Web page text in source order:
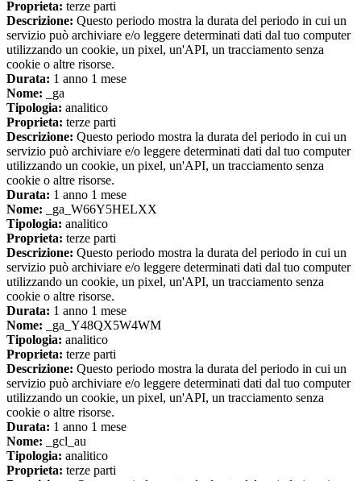
Proprieta: terze parti
Descrizione: Questo periodo mostra la durata del periodo in cui un
servizio può archiviare e/o leggere determinati dati dal tuo computer
utilizzando un cookie, un pixel, un'API, un tracciamento senza
cookie o altre risorse.
Durata: 1 anno 1 mese
Nome: _ga
Tipologia: analitico
Proprieta: terze parti
Descrizione: Questo periodo mostra la durata del periodo in cui un
servizio può archiviare e/o leggere determinati dati dal tuo computer
utilizzando un cookie, un pixel, un'API, un tracciamento senza
cookie o altre risorse.
Durata: 1 anno 1 mese
Nome: _ga_W66Y5HELXX
Tipologia: analitico
Proprieta: terze parti
Descrizione: Questo periodo mostra la durata del periodo in cui un
servizio può archiviare e/o leggere determinati dati dal tuo computer
utilizzando un cookie, un pixel, un'API, un tracciamento senza
cookie o altre risorse.
Durata: 1 anno 1 mese
Nome: _ga_Y48QX5W4WM
Tipologia: analitico
Proprieta: terze parti
Descrizione: Questo periodo mostra la durata del periodo in cui un
servizio può archiviare e/o leggere determinati dati dal tuo computer
utilizzando un cookie, un pixel, un'API, un tracciamento senza
cookie o altre risorse.
Durata: 1 anno 1 mese
Nome: _gcl_au
Tipologia: analitico
Proprieta: terze parti